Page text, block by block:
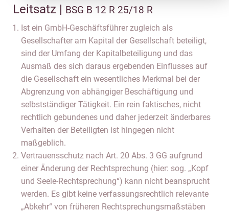
Leitsatz | BSG B 12 R 25/18 R
Ist ein GmbH-Geschäftsführer zugleich als
Gesellschafter am Kapital der Gesellschaft beteiligt,
sind der Umfang der Kapitalbeteiligung und das
Ausmaß des sich daraus ergebenden Einflusses auf
die Gesellschaft ein wesentliches Merkmal bei der
Abgrenzung von abhängiger Beschäftigung und
selbstständiger Tätigkeit. Ein rein faktisches, nicht
rechtlich gebundenes und daher jederzeit änderbares
Verhalten der Beteiligten ist hingegen nicht
maßgeblich.
Vertrauensschutz nach Art. 20 Abs. 3 GG aufgrund
einer Änderung der Rechtsprechung (hier: sog. „Kopf
und Seele-Rechtsprechung“) kann nicht beansprucht
werden. Es gibt keine verfassungsrechtlich relevante
„Abkehr“ von früheren Rechtsprechungsmaßstäben